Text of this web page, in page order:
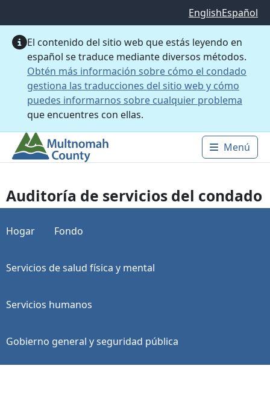
EnglishEspañol
El contenido del sitio web que estás leyendo en
español se traduce mediante diversos métodos.
Obtén más información sobre cómo el condado
gestiona las traducciones del sitio web y cómo
puedes informarnos sobre cualquier problema
que encuentres con ellas.
Main
Menú
Auditoría de servicios del condado
Hogar Fondo
Servicios de salud física y mental
Servicios humanos
Gobierno general y seguridad pública